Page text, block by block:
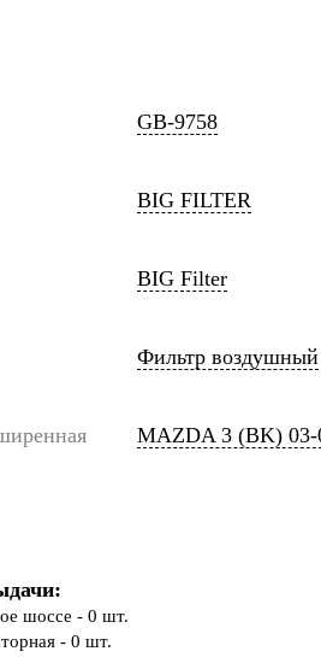
GB-9758
BIG FILTER
BIG Filter
Фильтр воздушный
MAZDA 3 (BK) 03-
шоссе - 0 шт.
- 0 шт.